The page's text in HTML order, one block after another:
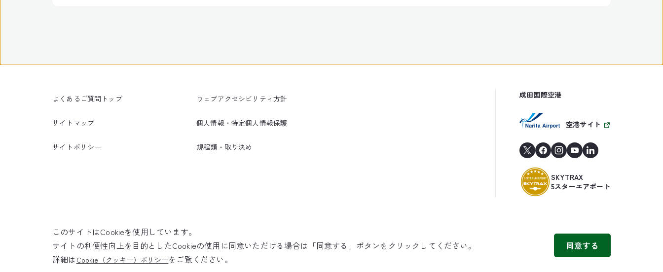
よくあるご質問トップ
サイトマップ
サイトポリシー
ウェブアクセシビリティ方針
個人情報・特定個人情報保護
規程類・取り決め
成田国際空港
空港サイト
SKYTRAX
5スターエアポート
©NARITA INTERNATIONAL AIRPORT CORPORATION
このサイトはCookieを使用しています。
サイトの利便性向上を目的としたCookieの使用に同意いただける場合は「同意する」ボタンをクリックしてください。
詳細は Cookie（クッキー）ポリシーをご覧ください。
同意する